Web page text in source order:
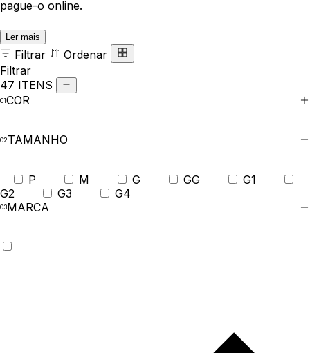
pague-o online.
Ler mais
Filtrar
Ordenar
Filtrar
47 ITENS
COR
TAMANHO
P M G GG
G1
G2
G3
G4
MARCA